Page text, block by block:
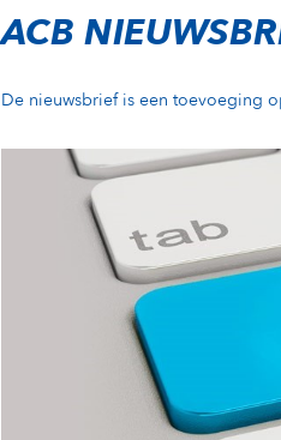
ACB
De nieuwsbrief is een toevoeging